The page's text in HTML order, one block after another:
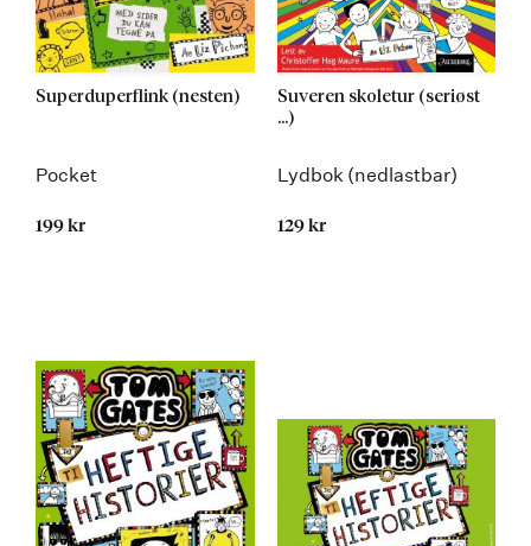
Superduperflink (nesten)
Pocket
199 kr
Suveren skoletur (seriøst
...)
Lydbok (nedlastbar)
129 kr